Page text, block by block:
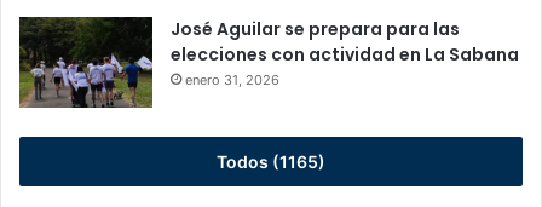
José Aguilar se prepara para las
elecciones con actividad en La Sabana
enero 31, 2026
Todos (1165)